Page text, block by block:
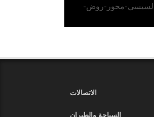
السيسي-محور-روض-
الاتصالات